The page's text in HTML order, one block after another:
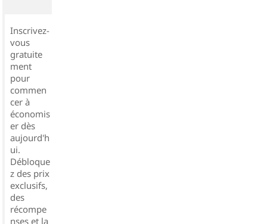
Inscrivez-
vous
gratuite
ment
pour
commen
cer à
économis
er dès
aujourd'h
ui.
Débloque
z des prix
exclusifs,
des
récompe
nses et la